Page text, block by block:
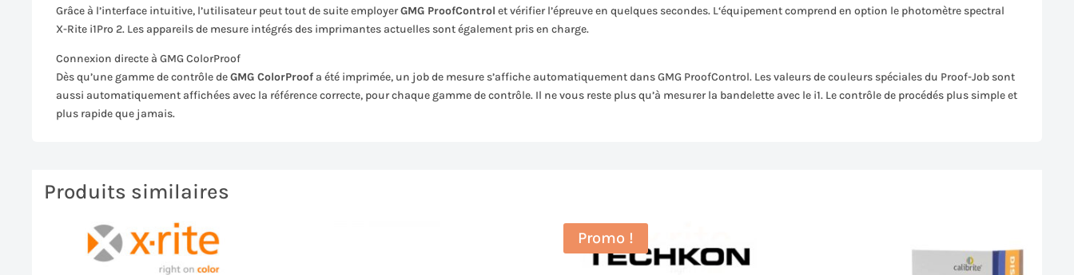
Grâce à l’interface intuitive, l’utilisateur peut tout de suite employerGMG ProofControl et vérifier l’épreuve en quelques secondes. L‘équipement comprend en option le photomètre spectral
X-Rite i1Pro 2. Les appareils de mesure intégrés des imprimantes actuelles sont également pris en charge.
Connexion directe à GMG ColorProof
Dès qu’une gamme de contrôle deGMG ColorProof a été imprimée, un job de mesure s’affiche automatiquement dans GMG ProofControl. Les valeurs de couleurs spéciales du Proof-Job sont
aussi automatiquement affichées avec la référence correcte, pour chaque gamme de contrôle. Il ne vous reste plus qu’à mesurer la bandelette avec le i1. Le contrôle de procédés plus simple et
plus rapide que jamais.
Produits similaires
Promo !